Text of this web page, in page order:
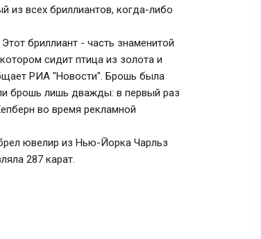
из всех бриллиантов, когда-либо
бриллиант - часть знаменитой
сидит птица из золота и
РИА "Новости". Брошь была
брошь лишь дважды: в первый раз
во время рекламной
ювелир из Нью-Йорка Чарльз
287 карат.